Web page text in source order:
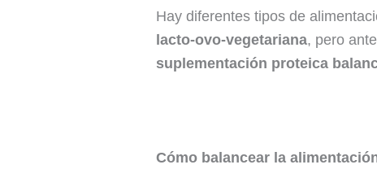
Hay diferentes tipos de
lacto-ovo-vegetariana, pero
suplementación proteica
Cómo balancear la